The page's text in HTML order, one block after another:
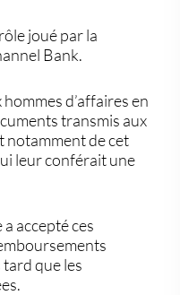
joué par la
Bank.
d’affaires en
transmis aux
notamment de cet
leur conférait une
accepté ces
tard que les